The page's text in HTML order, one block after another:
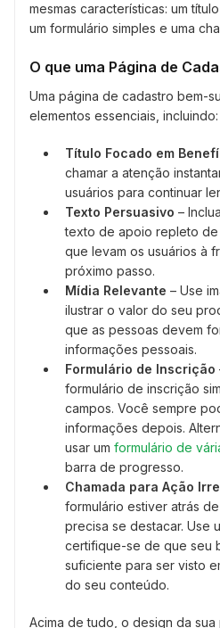
mesmas características: um
um formulário simples e uma
O que uma Página de
Uma página de cadastro bem-
elementos essenciais, incluindo:
Título Focado em
chamar a atenção
usuários para continuar
Texto Persuasivo –
texto de apoio repleto
que levam os usuários à
próximo passo.
Mídia Relevante – Use
ilustrar o valor do seu
que as pessoas devem
informações pessoais.
Formulário de Inscrição
formulário de inscrição
campos. Você sempre
informações depois.
usar um formulário de
barra de progresso.
Chamada para Ação
formulário estiver atrás
precisa se destacar. Use
certifique-se de que seu
suficiente para ser visto
do seu conteúdo.
Acima de tudo, o design da